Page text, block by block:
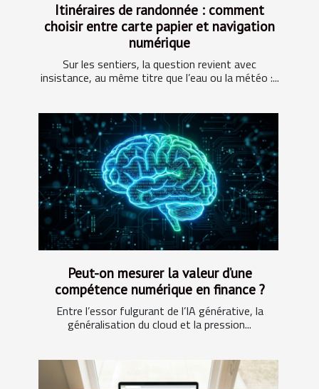
Itinéraires de randonnée : comment
choisir entre carte papier et navigation
numérique
Sur les sentiers, la question revient avec
insistance, au même titre que l’eau ou la météo :...
Peut-on mesurer la valeur d’une
compétence numérique en finance ?
Entre l’essor fulgurant de l’IA générative, la
généralisation du cloud et la pression...